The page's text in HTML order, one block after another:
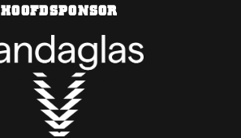
HOOFDSPONSOR